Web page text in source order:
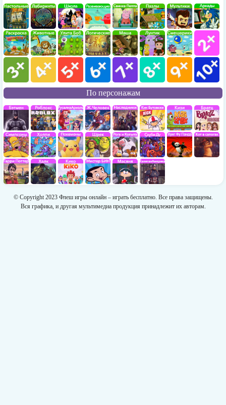
По персонажам
© Copyright 2023 Флеш игры онлайн – играть бесплатно. Все права защищены.
Вся графика, и другая мультимедиа продукция принадлежит их авторам.